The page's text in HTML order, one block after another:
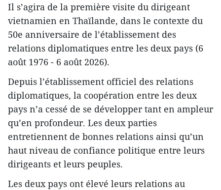
Il s’agira de la première visite du dirigeant
vietnamien en Thaïlande, dans le contexte du
50e anniversaire de l’établissement des
relations diplomatiques entre les deux pays (6
août 1976 - 6 août 2026).
Depuis l’établissement officiel des relations
diplomatiques, la coopération entre les deux
pays n’a cessé de se développer tant en ampleur
qu’en profondeur. Les deux parties
entretiennent de bonnes relations ainsi qu’un
haut niveau de confiance politique entre leurs
dirigeants et leurs peuples.
Les deux pays ont élevé leurs relations au